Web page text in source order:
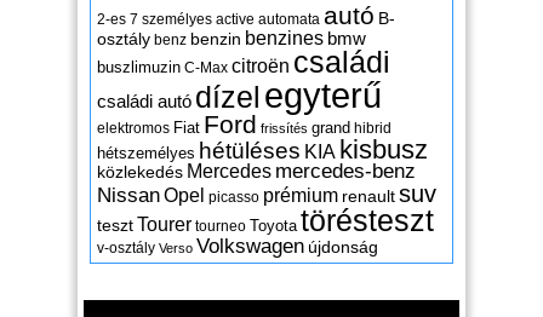
2-es 7 személyes active automata autó B-
osztály benz benzin benzines bmw
buszlimuzin C-Max citroën családi
családi autó dízel egyterű
elektromos Fiat Ford frissítés grand hibrid
hétszemélyes hétüléses KIA kisbusz
közlekedés Mercedes mercedes-benz
NissanOpel picasso prémium renaultsuv
tesztTourer tourneo Toyota törésteszt
v-osztály Verso Volkswagen újdonság